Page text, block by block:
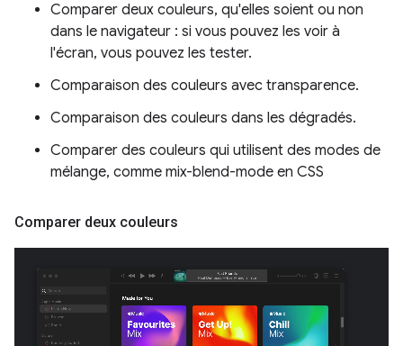
Comparer deux couleurs, qu'elles soient ou non
dans le navigateur : si vous pouvez les voir à
l'écran, vous pouvez les tester.
Comparaison des couleurs avec transparence.
Comparaison des couleurs dans les dégradés.
Comparer des couleurs qui utilisent des modes de
mélange, comme mix-blend-mode en CSS
Comparer deux couleurs